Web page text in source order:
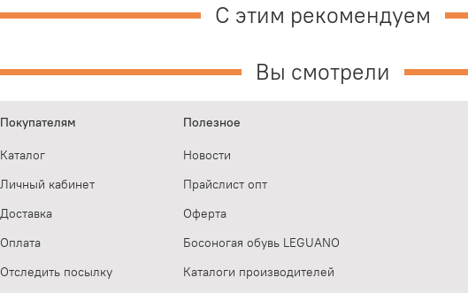
С этим рекомендуем
Вы смотрели
Покупателям
Каталог
Личный кабинет
Доставка
Оплата
Отследить посылку
Полезное
Новости
Прайслист опт
Оферта
Босоногая обувь LEGUANO
Каталоги производителей